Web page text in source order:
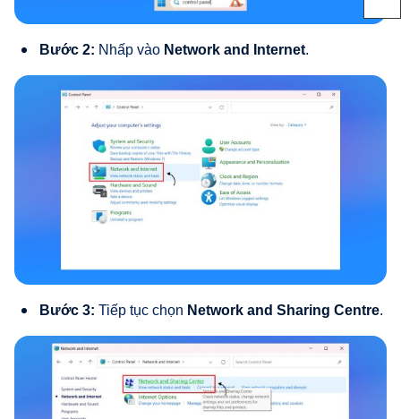
Bước 2: Nhấp vào Network and Internet.
Bước 3: Tiếp tục chọn Network and Sharing Centre.